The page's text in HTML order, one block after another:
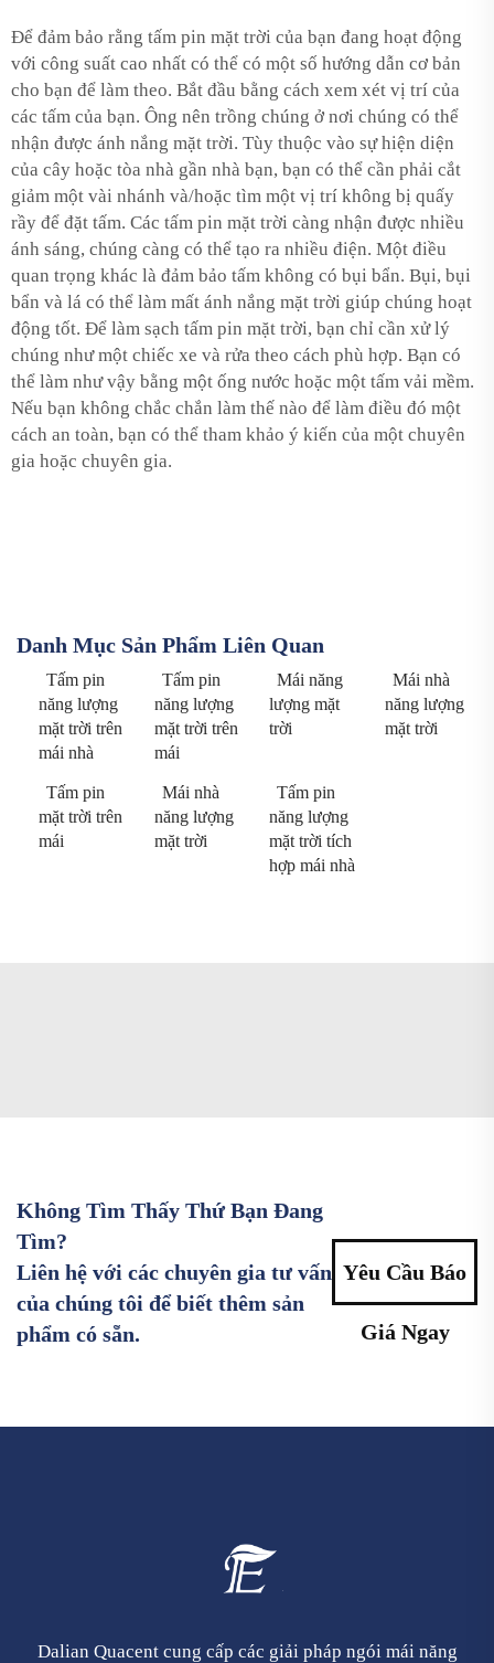
Để đảm bảo rằng tấm pin mặt trời của bạn đang hoạt động
với công suất cao nhất có thể có một số hướng dẫn cơ bản
cho bạn để làm theo. Bắt đầu bằng cách xem xét vị trí của
các tấm của bạn. Ông nên trồng chúng ở nơi chúng có thể
nhận được ánh nắng mặt trời. Tùy thuộc vào sự hiện diện
của cây hoặc tòa nhà gần nhà bạn, bạn có thể cần phải cắt
giảm một vài nhánh và/hoặc tìm một vị trí không bị quấy
rầy để đặt tấm. Các tấm pin mặt trời càng nhận được nhiều
ánh sáng, chúng càng có thể tạo ra nhiều điện. Một điều
quan trọng khác là đảm bảo tấm không có bụi bẩn. Bụi, bụi
bẩn và lá có thể làm mất ánh nắng mặt trời giúp chúng hoạt
động tốt. Để làm sạch tấm pin mặt trời, bạn chỉ cần xử lý
chúng như một chiếc xe và rửa theo cách phù hợp. Bạn có
thể làm như vậy bằng một ống nước hoặc một tấm vải mềm.
Nếu bạn không chắc chắn làm thế nào để làm điều đó một
cách an toàn, bạn có thể tham khảo ý kiến của một chuyên
gia hoặc chuyên gia.
Danh Mục Sản Phẩm Liên Quan
Tấm pin
năng lượng
mặt trời trên
mái nhà
Tấm pin
năng lượng
mặt trời trên
mái
Mái năng
lượng mặt
trời
Mái nhà
năng lượng
mặt trời
Tấm pin
mặt trời trên
mái
Mái nhà
năng lượng
mặt trời
Tấm pin
năng lượng
mặt trời tích
hợp mái nhà
Không Tìm Thấy Thứ Bạn Đang
Tìm?
Liên hệ với các chuyên gia tư vấn
của chúng tôi để biết thêm sản
phẩm có sẵn.
Yêu Cầu Báo
Giá Ngay
Dalian Quacent cung cấp các giải pháp ngói mái năng